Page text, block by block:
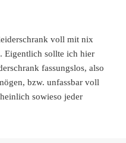
voll mit nix
Eigentlich sollte ich hier
fassungslos, also
bzw. unfassbar voll
sowieso jeder